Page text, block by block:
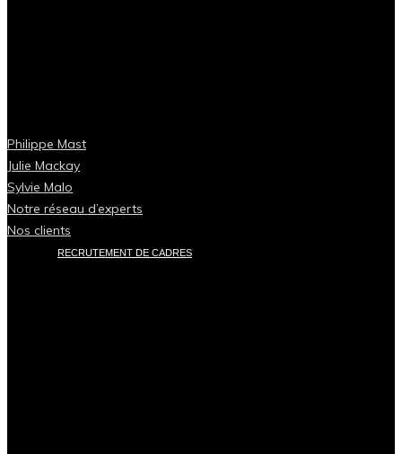
Philippe Mast
Julie Mackay
Sylvie Malo
Notre réseau d’experts
Nos clients
RECRUTEMENT DE CADRES